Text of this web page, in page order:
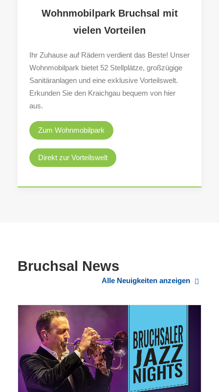
Wohnmobilpark Bruchsal mit
vielen Vorteilen
Ihr Zuhause auf Rädern verdient das Beste! Unser
Wohnmobilpark bietet 52 Stellplätze, großzügige
Sanitäranlagen und eine exklusive Vorteilswelt.
Erkunden Sie den Kraichgau bequem von hier
aus.
Zum Wohnmobilpark
Direkt zur Vorteilswelt
Bruchsal News
Alle Neuigkeiten anzeigen